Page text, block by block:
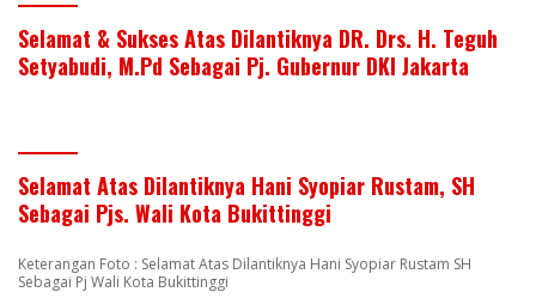
Selamat & Sukses Atas Dilantiknya DR. Drs. H. Teguh
Setyabudi, M.Pd Sebagai Pj. Gubernur DKI Jakarta
Selamat Atas Dilantiknya Hani Syopiar Rustam, SH
Sebagai Pjs. Wali Kota Bukittinggi
Keterangan Foto : Selamat Atas Dilantiknya Hani Syopiar Rustam SH
Sebagai Pj Wali Kota Bukittinggi